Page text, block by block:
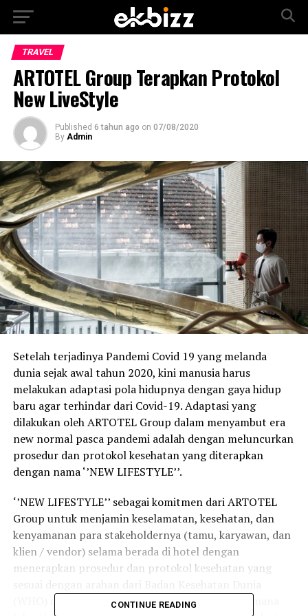
TRAVEL
ARTOTEL Group Terapkan Protokol
New LiveStyle
Published 6 tahun ago on 07/08/2020
By Admin
Setelah terjadinya Pandemi Covid 19 yang melanda
dunia sejak awal tahun 2020, kini manusia harus
melakukan adaptasi pola hidupnya dengan gaya hidup
baru agar terhindar dari Covid-19. Adaptasi yang
dilakukan oleh ARTOTEL Group dalam menyambut era
new normal pasca pandemi adalah dengan meluncurkan
prosedur dan protokol kesehatan yang diterapkan
dengan nama ‘’NEW LIFESTYLE’’.
‘’NEW LIFESTYLE’’ sebagai komitmen dari ARTOTEL
Group untuk menjamin keselamatan, kesehatan, dan
kenyamanan para stakeholdernya (tamu, karyawan, dan
klien / vendor) selama berada di hotel dengan
menerapkan prosedur dan protokol kesehatan yang
(WHO) dan juga pemerintah daerah setempat dimana
CONTINUE READING